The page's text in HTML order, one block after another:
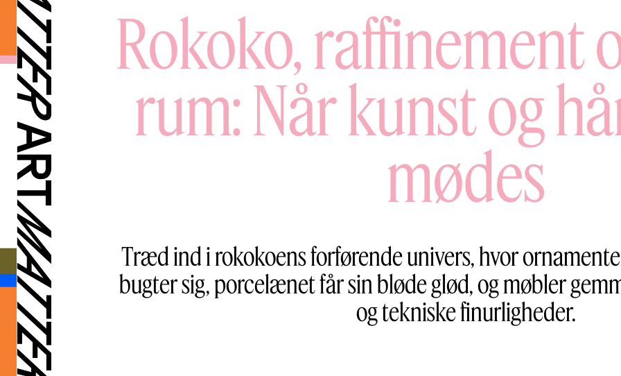
Rokoko, raffinement
rum: Når kunst og
mødes
Træd ind i rokokoens forførende univers, hvor
bugter sig, porcelænet får sin bløde glød, og møbler
og tekniske finurligheder.